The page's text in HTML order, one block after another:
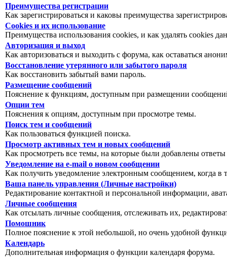
Преимущества регистрации
Как зарегистрироваться и каковы преимущества
Cookies и их использование
Преимущества использования cookies, и как удалять cookies
Авторизация и выход
Как авторизоваться и выходить с форума, как оставаться
Восстановление утерянного или забытого пароля
Как восстановить забытый вами пароль.
Размещение сообщений
Пояснение к функциям, доступным при размещении
Опции тем
Пояснения к опциям, доступным при просмотре темы.
Поиск тем и сообщений
Как пользоваться функцией поиска.
Просмотр активных тем и новых сообщений
Как просмотреть все темы, на которые были добавлены
Уведомление на е-mail о новом сообщении
Как получить уведомление электронным сообщением, когда в
Ваша панель управления (Личные настройки)
Редактирование контактной и персональной информации,
Личные сообщения
Как отсылать личные сообщения, отслеживать их,
Помошник
Полное пояснение к этой небольшой, но очень удобной
Календарь
Дополнительная информация о функции календаря форума.